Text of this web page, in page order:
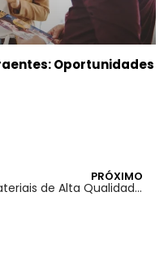
Oportunidades
PRÓXIMO
Materiais de Alta Qualidade: A Escolha Certa para Cada Projeto